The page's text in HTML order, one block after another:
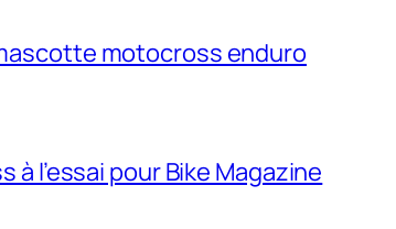
motocross enduro
à l’essai pour Bike Magazine